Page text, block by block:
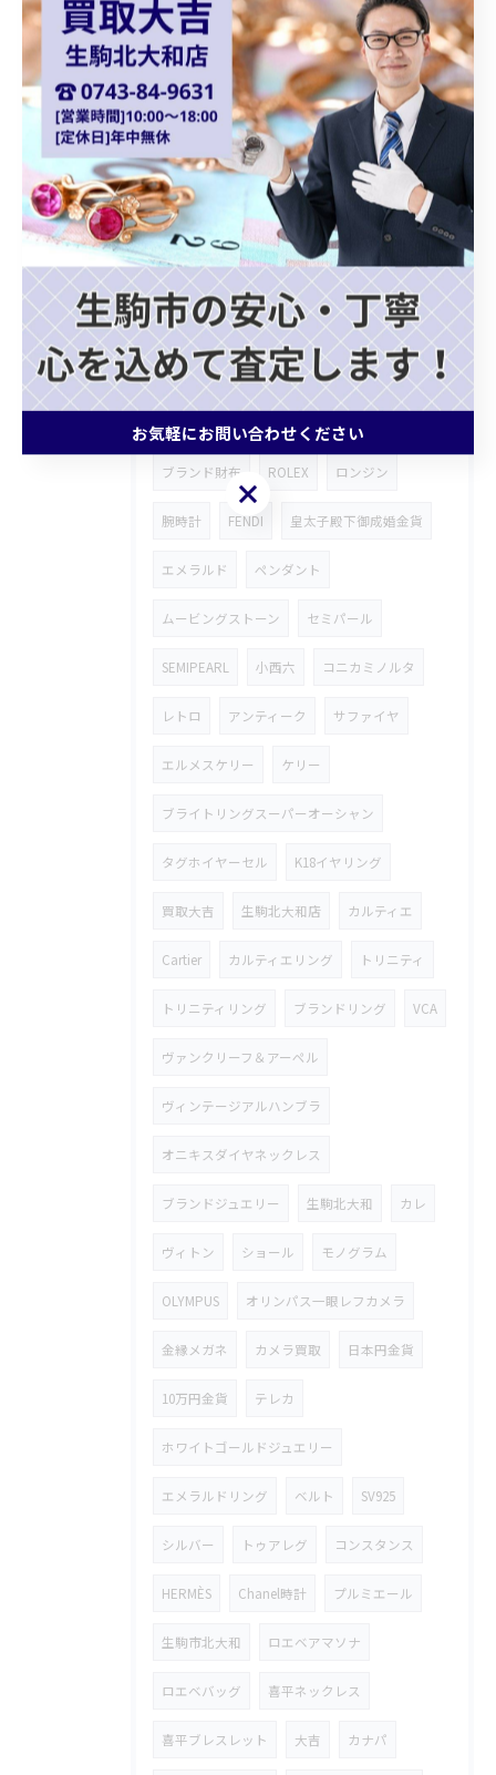
オーストリア金貨 コロナ金貨
天皇陛下御即位金貨 シャネルバッグ
ダイアナモデル ブランドバッグ
貴金属買取 ショパール Chopard
クォーツ カプシーヌ プラダバッグ
グッチショルダーバッグ
ホワイトゴールドアクセサリー
ゴールドジュエリー ブランドバッグ買取
モノグラムトリヨン 記念メダル
ブランド財布 ROLEX ロンジン
腕時計 FENDI 皇太子殿下御成婚金貨
エメラルド ペンダント
ムービングストーン セミパール
SEMIPEARL 小西六 コニカミノルタ
レトロ アンティーク サファイヤ
エルメスケリー ケリー
ブライトリングスーパーオーシャン
タグホイヤーセル K18イヤリング
買取大吉 生駒北大和店 カルティエ
Cartier カルティエリング トリニティ
トリニティリング ブランドリング VCA
ヴァンクリーフ＆アーペル
ヴィンテージアルハンブラ
オニキスダイヤネックレス
ブランドジュエリー 生駒北大和 カレ
ヴィトン ショール モノグラム
OLYMPUS オリンパス一眼レフカメラ
金縁メガネ カメラ買取 日本円金貨
10万円金貨 テレカ
ホワイトゴールドジュエリー
エメラルドリング ベルト SV925
シルバー トゥアレグ コンスタンス
HERMÈS Chanel時計 プルミエール
生駒市北大和 ロエベアマソナ
ロエベバッグ 喜平ネックレス
喜平ブレスレット 大吉 カナパ
お気軽にお問い合わせください
お気軽にお問い合わせください